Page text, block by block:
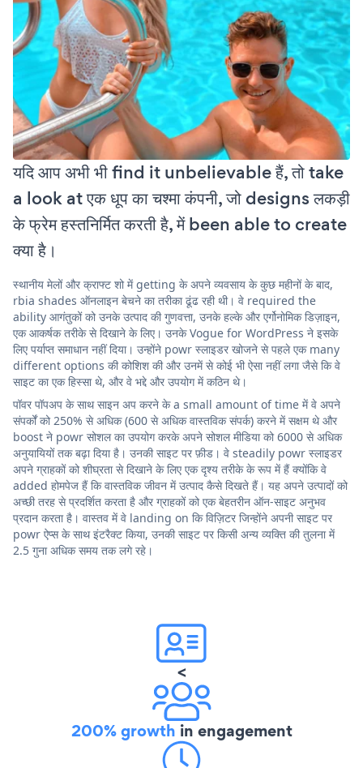
यदि आप अभी भी find it unbelievable हैं, तो take
a look at एक धूप का चश्मा कंपनी, जो designs लकड़ी
के फ्रेम हस्तनिर्मित करती है, में been able to create
क्या है।
स्थानीय मेलों और क्राफ्ट शो में getting के अपने व्यवसाय के कुछ महीनों के बाद,
rbia shades ऑनलाइन बेचने का तरीका ढूंढ रही थी। वे required the
ability आगंतुकों को उनके उत्पाद की गुणवत्ता, उनके हल्के और एर्गोनोमिक डिज़ाइन,
एक आकर्षक तरीके से दिखाने के लिए। उनके Vogue for WordPress ने इसके
लिए पर्याप्त समाधान नहीं दिया। उन्होंने powr स्लाइडर खोजने से पहले एक many
different options की कोशिश की और उनमें से कोई भी ऐसा नहीं लगा जैसे कि वे
साइट का एक हिस्सा थे, और वे भद्दे और उपयोग में कठिन थे।
पॉवर पॉपअप के साथ साइन अप करने के a small amount of time में वे अपने
संपर्कों को 250% से अधिक (600 से अधिक वास्तविक संपर्क) करने में सक्षम थे और
boost ने powr सोशल का उपयोग करके अपने सोशल मीडिया को 6000 से अधिक
अनुयायियों तक बढ़ा दिया है। उनकी साइट पर फ़ीड। वे steadily powr स्लाइडर
अपने ग्राहकों को शीघ्रता से दिखाने के लिए एक दृश्य तरीके के रूप में हैं क्योंकि वे
added होमपेज हैं कि वास्तविक जीवन में उत्पाद कैसे दिखते हैं। यह अपने उत्पादों को
अच्छी तरह से प्रदर्शित करता है और ग्राहकों को एक बेहतरीन ऑन-साइट अनुभव
प्रदान करता है। वास्तव में वे landing on कि विज़िटर जिन्होंने अपनी साइट पर
powr ऐप्स के साथ इंटरैक्ट किया, उनकी साइट पर किसी अन्य व्यक्ति की तुलना में
2.5 गुना अधिक समय तक लगे रहे।
<
200% growth in engagement